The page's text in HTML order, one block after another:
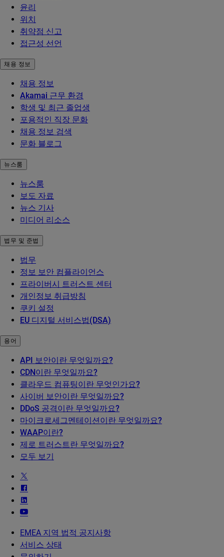
윤리
위치
취약점 신고
접근성 선언
채용 정보
채용 정보
Akamai 근무 환경
학생 및 최근 졸업생
포용적인 직장 문화
채용 정보 검색
문화 블로그
뉴스룸
뉴스룸
보도 자료
뉴스 기사
미디어 리소스
법무 및 준법
법무
정보 보안 컴플라이언스
프라이버시 트러스트 센터
개인정보 취급방침
쿠키 설정
EU 디지털 서비스법(DSA)
용어
API 보안이란 무엇일까요?
CDN이란 무엇일까요?
클라우드 컴퓨팅이란 무엇인가요?
사이버 보안이란 무엇일까요?
DDoS 공격이란 무엇일까요?
마이크로세그멘테이션이란 무엇일까요?
WAAP이란?
제로 트러스트란 무엇일까요?
모두 보기
EMEA 지역 법적 공지사항
서비스 상태